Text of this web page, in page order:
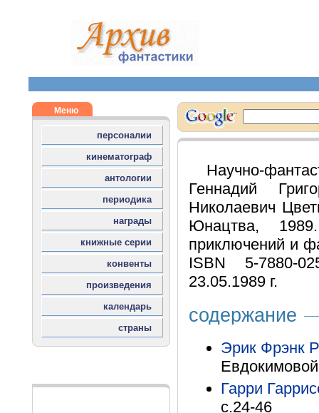
Научно-
Геннадий
Николаевич
Юнацтва,
приключений и
ISBN 5-7880-
23.05.1989 г.
содержание
Эрик Фрэнк
Гарри
с.24-46